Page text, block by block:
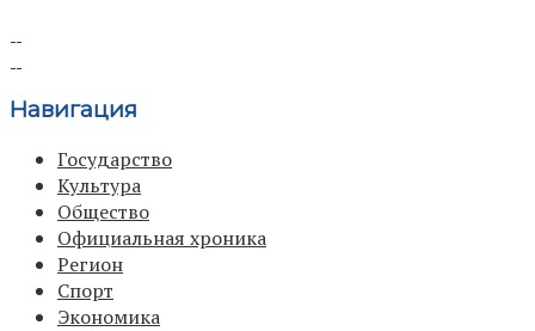
Навигация
Государство
Культура
Общество
Официальная хроника
Регион
Спорт
Экономика